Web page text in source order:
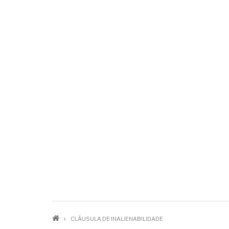
TRILHA
CLÁUSULA DE INALIENABILIDADE